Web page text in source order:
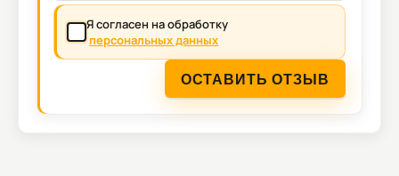
Я согласен на обработку
персональных данных
ОСТАВИТЬ ОТЗЫВ